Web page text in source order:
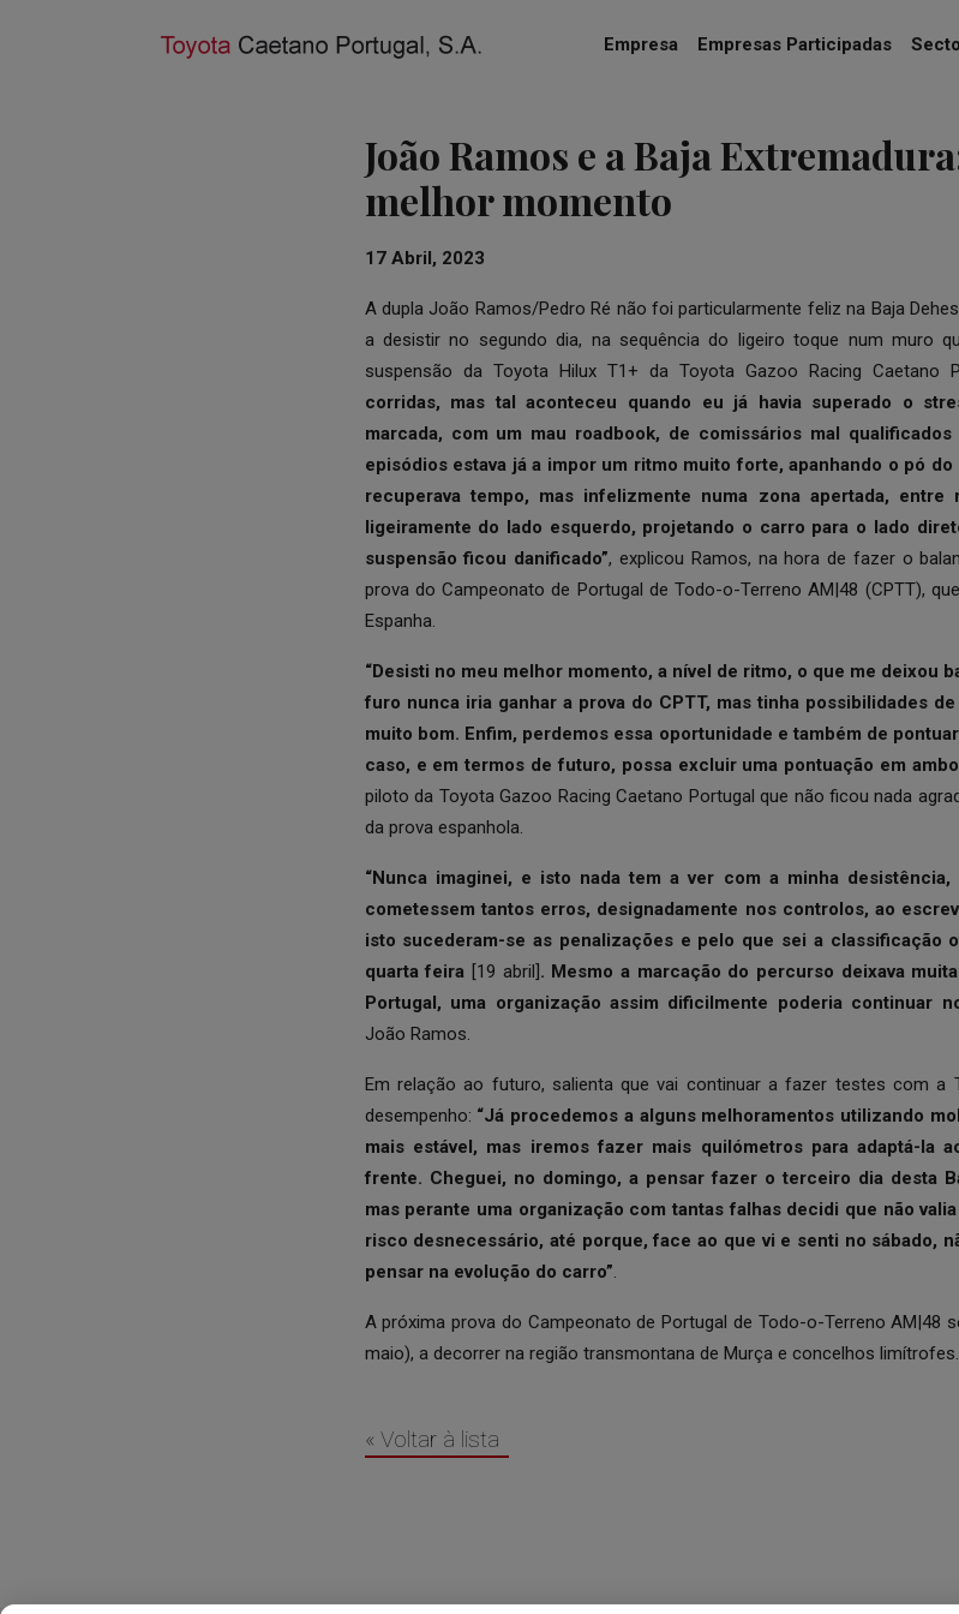
Empresa Empresas Participadas
João Ramos e a Baja
melhor momento
17 Abril, 2023
A dupla João Ramos/Pedro Ré não foi particularmente feliz na Baja
a desistir no segundo dia, na sequência do ligeiro toque num muro
suspensão da Toyota Hilux T1+ da Toyota Gazoo Racing Caetano
corridas, mas tal aconteceu quando eu já havia superado o
marcada, com um mau roadbook, de comissários mal
episódios estava já a impor um ritmo muito forte, apanhando o pó
recuperava tempo, mas infelizmente numa zona apertada,
ligeiramente do lado esquerdo, projetando o carro para o lado
suspensão ficou danificado”, explicou Ramos, na hora de fazer o
prova do Campeonato de Portugal de Todo-o-Terreno AM|48 (CPTT),
Espanha.
“Desisti no meu melhor momento, a nível de ritmo, o que me deixou
furo nunca iria ganhar a prova do CPTT, mas tinha possibilidades
muito bom. Enfim, perdemos essa oportunidade e também de
caso, e em termos de futuro, possa excluir uma pontuação em
piloto da Toyota Gazoo Racing Caetano Portugal que não ficou nada
da prova espanhola.
“Nunca imaginei, e isto nada tem a ver com a minha
cometessem tantos erros, designadamente nos controlos, ao
isto sucederam-se as penalizações e pelo que sei a classificação
quarta feira [19 abril]. Mesmo a marcação do percurso deixava
Portugal, uma organização assim dificilmente poderia continuar
João Ramos.
Em relação ao futuro, salienta que vai continuar a fazer testes com a
desempenho: “Já procedemos a alguns melhoramentos utilizando
mais estável, mas iremos fazer mais quilómetros para adaptá-la
frente. Cheguei, no domingo, a pensar fazer o terceiro dia desta
mas perante uma organização com tantas falhas decidi que não
risco desnecessário, até porque, face ao que vi e senti no sábado,
pensar na evolução do carro”.
A próxima prova do Campeonato de Portugal de Todo-o-Terreno AM|48
maio), a decorrer na região transmontana de Murça e concelhos limítrofes.
« Voltar à lista